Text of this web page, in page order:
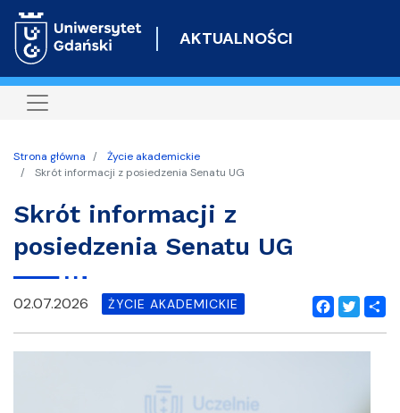
do
AKTUALNOŚCI
Strona główna
Życie akademickie
Skrót informacji z posiedzenia Senatu UG
Skrót informacji z
posiedzenia Senatu UG
Facebook
Twitter
02.07.2026 ŻYCIE AKADEMICKIE